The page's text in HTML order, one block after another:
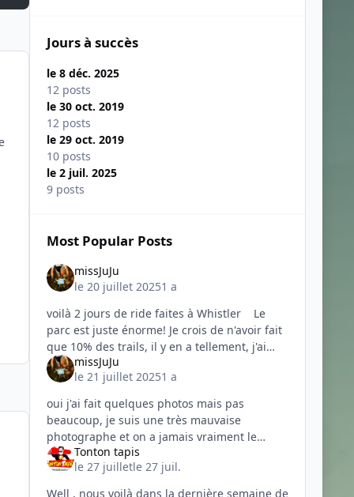
Jours à succès
le 8 déc. 2025
12 posts
le 30 oct. 2019
12 posts
le 29 oct. 2019
10 posts
le 2 juil. 2025
9 posts
Most Popular Posts
missJuJu
le 20 juillet 20251 a
voilà 2 jours de ride faites à Whistler Le
parc est juste énorme! Je crois de n'avoir fait
que 10% des trails, il y en a tellement, j'ai
jamais fait la même chose en fait. Beaucoup
missJuJu
le 21 juillet 20251 a
oui j'ai fait quelques photos mais pas
beaucoup, je suis une très mauvaise
photographe et on a jamais vraiment le
grandeur du parc dessus. Peut-être un seul
regret: j'aurais dû faire 3 jours fin
Tonton tapis
le 27 juilletle 27 juil.
Well , nous voilà dans la dernière semaine de